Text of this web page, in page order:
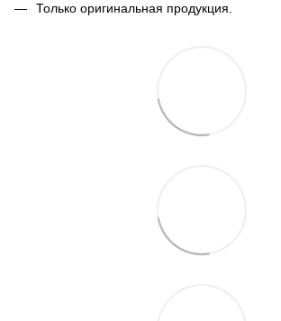
Только оригинальная продукция.